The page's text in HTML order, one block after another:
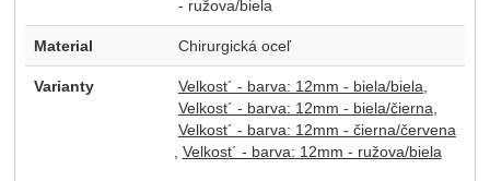
- ružova/biela
Material Chirurgická oceľ
Varianty
Velkost´ - barva: 12mm - biela/biela
Velkost´ - barva: 12mm - biela/čierna
Velkost´ - barva: 12mm - čierna/červena
Velkost´ - barva: 12mm - ružova/biela